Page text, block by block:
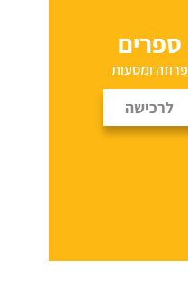
ספרים
פרוזה ומסעות
לרכישה